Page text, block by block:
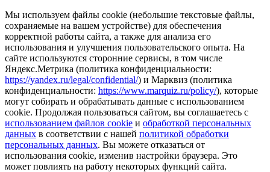
Мы используем файлы cookie (небольшие текстовые файлы,
сохраняемые на вашем устройстве) для обеспечения
корректной работы сайта, а также для анализа его
использования и улучшения пользовательского опыта. На
сайте используются сторонние сервисы, в том числе
Яндекс.Метрика (политика конфиденциальности:
https://yandex.ru/legal/confidential/) и Марквиз (политика
конфиденциальности: https://www.marquiz.ru/policy/), которые
могут собирать и обрабатывать данные с использованием
cookie. Продолжая пользоваться сайтом, вы соглашаетесь с
использованием файлов cookie и обработкой персональных
данных в соответствии с нашей политикой обработки
персональных данных. Вы можете отказаться от
использования cookie, изменив настройки браузера. Это
может повлиять на работу некоторых функций сайта.